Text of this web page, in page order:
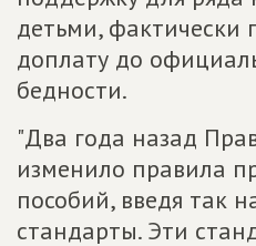
детьми, фактически
доплату до
бедности.
"Два года назад
изменило правила
пособий, введя так
стандарты. Эти